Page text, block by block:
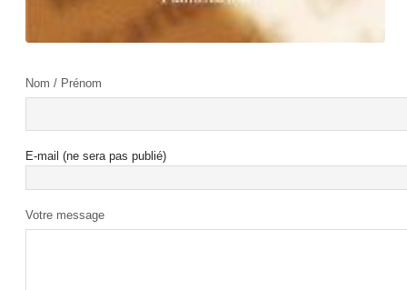
Nom / Prénom
E-mail (ne sera pas publié)
Votre message